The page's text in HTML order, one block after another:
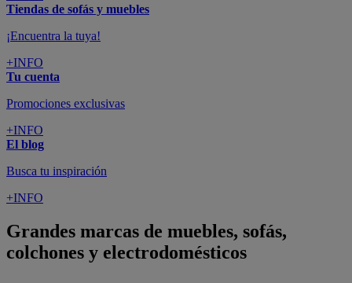
Tiendas de sofás y muebles
¡Encuentra la tuya!
+INFO
Tu cuenta
Promociones exclusivas
+INFO
El blog
Busca tu inspiración
+INFO
Grandes marcas de muebles, sofás,
colchones y electrodomésticos